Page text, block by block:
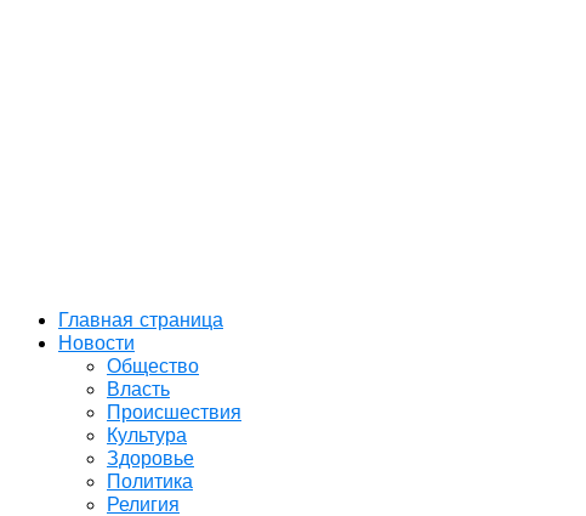
Главная страница
Новости
Общество
Власть
Происшествия
Культура
Здоровье
Политика
Религия